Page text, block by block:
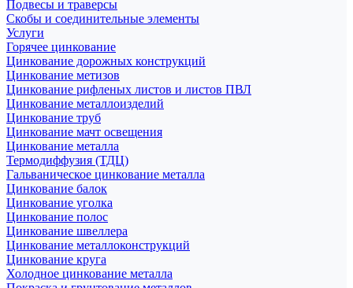
Подвесы и траверсы
Скобы и соединительные элементы
Услуги
Горячее цинкование
Цинкование дорожных конструкций
Цинкование метизов
Цинкование рифленых листов и листов ПВЛ
Цинкование металлоизделий
Цинкование труб
Цинкование мачт освещения
Цинкование металла
Термодиффузия (ТДЦ)
Гальваническое цинкование металла
Цинкование балок
Цинкование уголка
Цинкование полос
Цинкование швеллера
Цинкование металлоконструкций
Цинкование круга
Холодное цинкование металла